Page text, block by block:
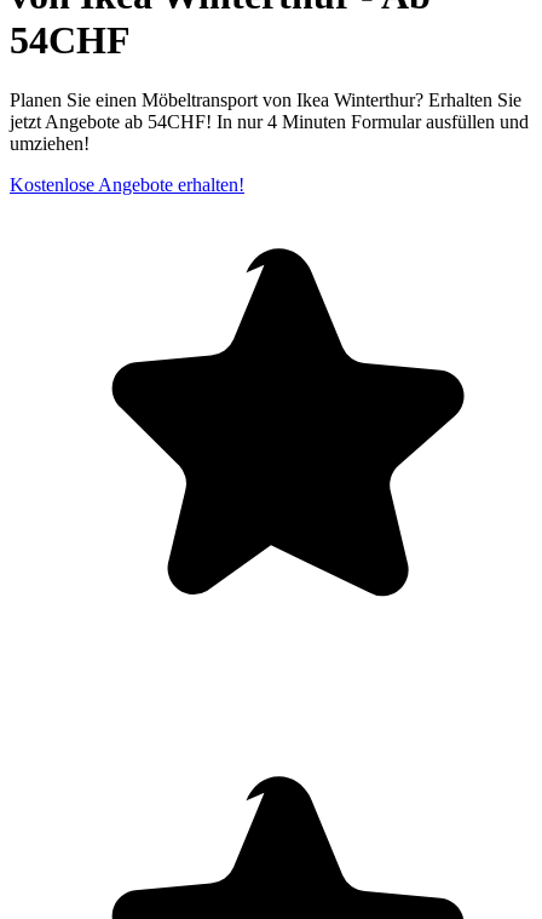
54CHF
Planen Sie einen Möbeltransport von Ikea Winterthur? Erhalten Sie
jetzt Angebote ab 54CHF! In nur 4 Minuten Formular ausfüllen und
umziehen!
Kostenlose Angebote erhalten!